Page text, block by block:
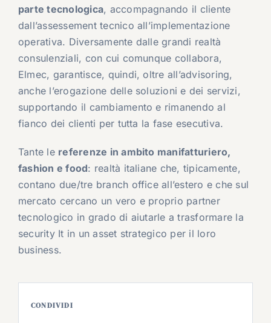
parte tecnologica, accompagnando il cliente
dall’assessement tecnico all’implementazione
operativa. Diversamente dalle grandi realtà
consulenziali, con cui comunque collabora,
Elmec, garantisce, quindi, oltre all’advisoring,
anche l’erogazione delle soluzioni e dei servizi,
supportando il cambiamento e rimanendo al
fianco dei clienti per tutta la fase esecutiva.
Tante le referenze in ambito manifatturiero,
fashion e food: realtà italiane che, tipicamente,
contano due/tre branch office all’estero e che sul
mercato cercano un vero e proprio partner
tecnologico in grado di aiutarle a trasformare la
security It in un asset strategico per il loro
business.
CONDIVIDI